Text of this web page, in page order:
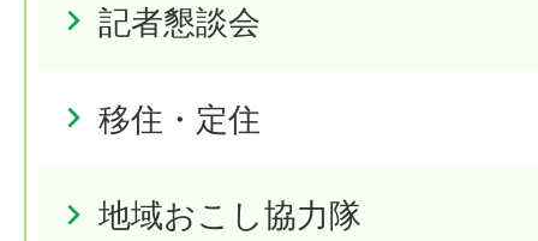
記者懇談会
移住・定住
地域おこし協力隊